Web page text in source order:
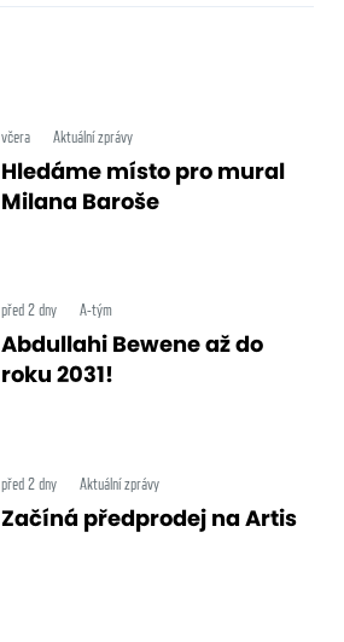
včera Aktuální zprávy
Hledáme místo pro mural
Milana Baroše
před 2 dny A-tým
Abdullahi Bewene až do
roku 2031!
před 2 dny Aktuální zprávy
Začíná předprodej na Artis